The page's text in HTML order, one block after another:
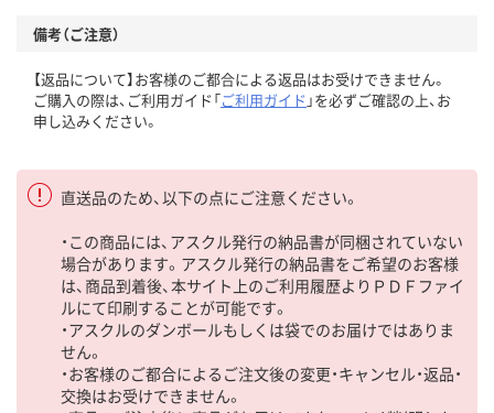
備考（ご注意）
【返品について】お客様のご都合による返品はお受けできません。
ご購入の際は、ご利用ガイド「ご利用ガイド 」を必ずご確認の上、お
申し込みください。
直送品のため、以下の点にご注意ください。
・この商品には、アスクル発行の納品書が同梱されていない
場合があります。アスクル発行の納品書をご希望のお客様
は、商品到着後、本サイト上のご利用履歴よりＰＤＦファイ
ルにて印刷することが可能です。
・アスクルのダンボールもしくは袋でのお届けではありま
せん。
・お客様のご都合によるご注文後の変更・キャンセル・返品・
交換はお受けできません。